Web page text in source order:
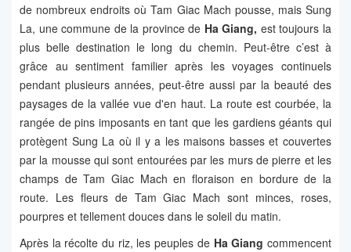
de nombreux endroits où Tam Giac Mach pousse, mais Sung
La, une commune de la province de Ha Giang, est toujours la
plus belle destination le long du chemin. Peut-être c’est à
grâce au sentiment familier après les voyages continuels
pendant plusieurs années, peut-être aussi par la beauté des
paysages de la vallée vue d'en haut. La route est courbée, la
rangée de pins imposants en tant que les gardiens géants qui
protègent Sung La où il y a les maisons basses et couvertes
par la mousse qui sont entourées par les murs de pierre et les
champs de Tam Giac Mach en floraison en bordure de la
route. Les fleurs de Tam Giac Mach sont minces, roses,
pourpres et tellement douces dans le soleil du matin.
Après la récolte du riz, les peuples de Ha Giang commencent